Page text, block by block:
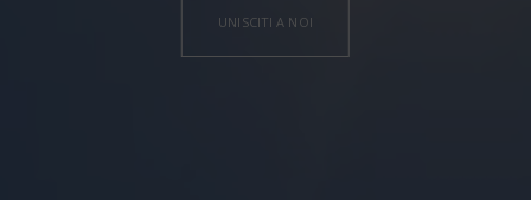
UNISCITI A NOI